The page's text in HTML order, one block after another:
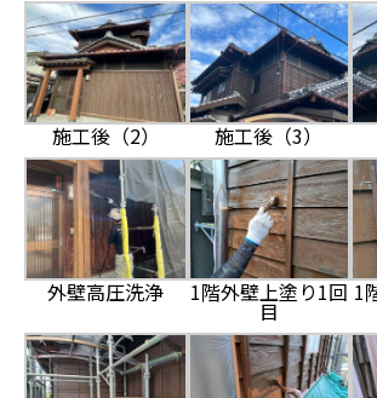
施工後（2） 施工後（3）
外壁高圧洗浄 1階外壁上塗り1回
目
1